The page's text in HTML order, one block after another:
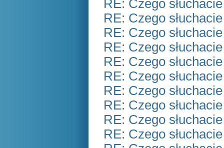
RE: Czego
RE: Czego
RE: Czego
RE: Czego
RE: Czego
RE: Czego
RE: Czego
RE: Czego
RE: Czego
RE: Czego